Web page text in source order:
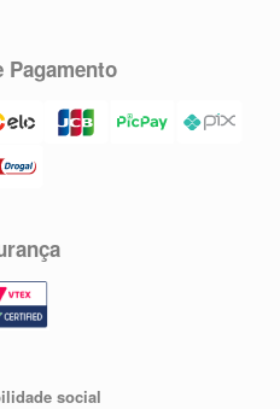
Pagamento
social